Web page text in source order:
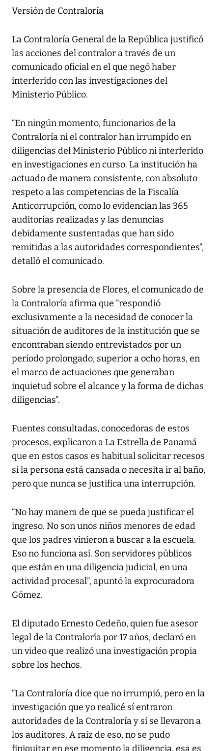
Versión de Contraloría
La Contraloría General de la República justificó
las acciones del contralor a través de un
comunicado oficial en el que negó haber
interferido con las investigaciones del
Ministerio Público.
“En ningún momento, funcionarios de la
Contraloría ni el contralor han irrumpido en
diligencias del Ministerio Público ni interferido
en investigaciones en curso. La institución ha
actuado de manera consistente, con absoluto
respeto a las competencias de la Fiscalía
Anticorrupción, como lo evidencian las 365
auditorías realizadas y las denuncias
debidamente sustentadas que han sido
remitidas a las autoridades correspondientes”,
detalló el comunicado.
Sobre la presencia de Flores, el comunicado de
la Contraloría afirma que “respondió
exclusivamente a la necesidad de conocer la
situación de auditores de la institución que se
encontraban siendo entrevistados por un
período prolongado, superior a ocho horas, en
el marco de actuaciones que generaban
inquietud sobre el alcance y la forma de dichas
diligencias”.
Fuentes consultadas, conocedoras de estos
procesos, explicaron a La Estrella de Panamá
que en estos casos es habitual solicitar recesos
si la persona está cansada o necesita ir al baño,
pero que nunca se justifica una interrupción.
“No hay manera de que se pueda justificar el
ingreso. No son unos niños menores de edad
que los padres vinieron a buscar a la escuela.
Eso no funciona así. Son servidores públicos
que están en una diligencia judicial, en una
actividad procesal”, apuntó la exprocuradora
Gómez.
El diputado Ernesto Cedeño, quien fue asesor
legal de la Contraloría por 17 años, declaró en
un video que realizó una investigación propia
sobre los hechos.
“La Contraloría dice que no irrumpió, pero en la
investigación que yo realicé sí entraron
autoridades de la Contraloría y sí se llevaron a
los auditores. A raíz de eso, no se pudo
finiquitar en ese momento la diligencia, esa es